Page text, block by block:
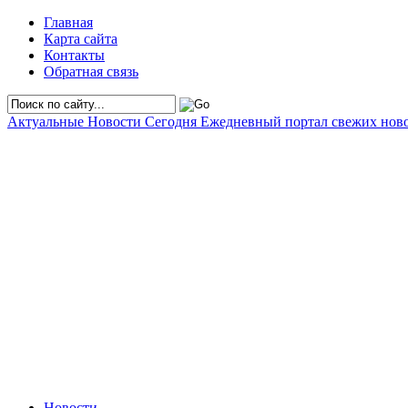
Главная
Карта сайта
Контакты
Обратная связь
Актуальные Новости Сегодня Ежедневный портал свежих